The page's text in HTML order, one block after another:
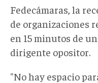
Fedecámaras, la
de organizaciones
en 15 minutos de
dirigente opositor.
"No hay espacio